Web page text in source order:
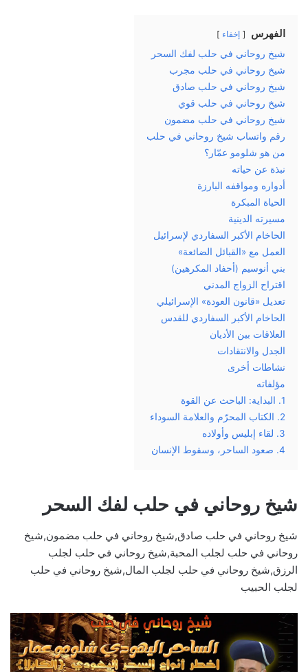
الفهرس إخفاء
شيخ روحاني في حلب لفك السحر
شيخ روحاني في حلب مجرب
شيخ روحاني في حلب صادق
شيخ روحاني في حلب قوي
شيخ روحاني في حلب مضمون
رقم واتساب شيخ روحاني في حلب
من هو شلومو عمّار؟
نبذة عن حياته
أدواره ومواقفه البارزة
الحياة المبكرة
مسيرته الدينية
الحاخام الأكبر السفاردي لإسرائيل
العمل مع «القبائل الضائعة»
بني أنوسيم (أحفاد المكرهين)
اقتراح الزواج المدني
تعديل «قانون العودة» الإسرائيلي
الحاخام الأكبر السفاردي للقدس
العلاقات بين الأديان
الجدل والانتقادات
نشاطات أخرى
مؤلفاته
1. البداية: الباحث عن القوة
2. الكتاب المحرّم والعلامة السوداء
3. لقاء إبليس وأولاده
4. صعود الساحر، وسقوط الإنسان
شيخ روحاني في حلب لفك السحر
شيخ روحاني في حلب صادق,شيخ روحاني في حلب مضمون,شيخ
روحاني في حلب لجلب المحبة,شيخ روحاني في حلب لجلب
الرزق,شيخ روحاني في حلب لجلب المال,شيخ روحاني في حلب
لجلب الحبيب